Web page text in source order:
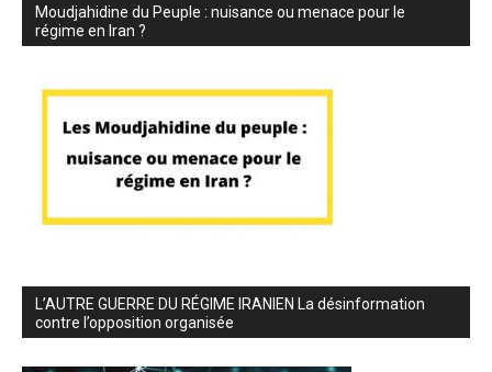
Moudjahidine du Peuple : nuisance ou menace pour le
régime en Iran ?
L’AUTRE GUERRE DU RÉGIME IRANIEN La désinformation
contre l’opposition organisée